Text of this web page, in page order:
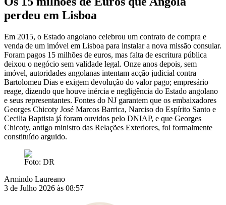
perdeu em Lisboa
Em 2015, o Estado angolano celebrou um contrato de compra e
venda de um imóvel em Lisboa para instalar a nova missão consular.
Foram pagos 15 milhões de euros, mas falta de escritura pública
deixou o negócio sem validade legal. Onze anos depois, sem
imóvel, autoridades angolanas intentam acção judicial contra
Bartolomeu Dias e exigem devolução do valor pago; empresário
reage, dizendo que houve inércia e negligência do Estado angolano
e seus representantes. Fontes do NJ garantem que os embaixadores
Georges Chicoty José Marcos Barrica, Narciso do Espírito Santo e
Cecilia Baptista já foram ouvidos pelo DNIAP, e que Georges
Chicoty, antigo ministro das Relações Exteriores, foi formalmente
constituído arguido.
Foto: DR
Armindo Laureano
3 de Julho 2026 às 08:57